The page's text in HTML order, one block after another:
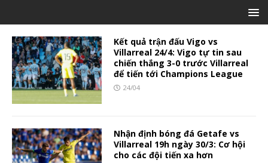
Kết quả trận đấu Vigo vs
Villarreal 24/4: Vigo tự tin sau
chiến thắng 3-0 trước Villarreal
để tiến tới Champions League
24/04
Nhận định bóng đá Getafe vs
Villarreal 19h ngày 30/3: Cơ hội
cho các đội tiến xa hơn